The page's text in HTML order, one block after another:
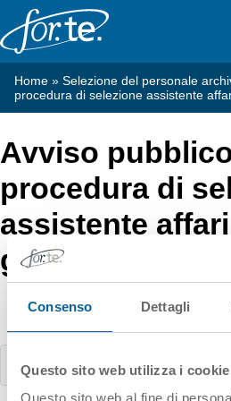
Consenso Dettagli
Questo sito web utilizza i cookie
Questo sito web al fine di
Salta
al
contenuto
Home » Selezione del personale
procedura di selezione assistente
Avviso
procedura di
assistente affari
giuridici
Pubblicato il 09/04/2019
Avviso(PDF, 245KB)